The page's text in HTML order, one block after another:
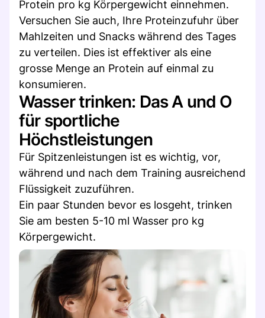
Protein pro kg Körpergewicht einnehmen.
Versuchen Sie auch, Ihre Proteinzufuhr über
Mahlzeiten und Snacks während des Tages
zu verteilen. Dies ist effektiver als eine
grosse Menge an Protein auf einmal zu
konsumieren.
Wasser trinken: Das A und O
für sportliche
Höchstleistungen
Für Spitzenleistungen ist es wichtig, vor,
während und nach dem Training ausreichend
Flüssigkeit zuzuführen.
Ein paar Stunden bevor es losgeht, trinken
Sie am besten 5-10 ml Wasser pro kg
Körpergewicht.